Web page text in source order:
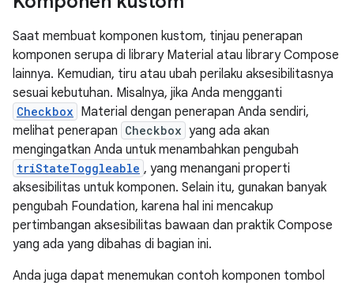
Saat membuat komponen kustom, tinjau penerapan
komponen serupa di library Material atau library Compose
lainnya. Kemudian, tiru atau ubah perilaku aksesibilitasnya
sesuai kebutuhan. Misalnya, jika Anda mengganti
Checkbox Material dengan penerapan Anda sendiri,
melihat penerapan Checkbox yang ada akan
mengingatkan Anda untuk menambahkan pengubah
triStateToggleable , yang menangani properti
aksesibilitas untuk komponen. Selain itu, gunakan banyak
pengubah Foundation, karena hal ini mencakup
pertimbangan aksesibilitas bawaan dan praktik Compose
yang ada yang dibahas di bagian ini.
Anda juga dapat menemukan contoh komponen tombol